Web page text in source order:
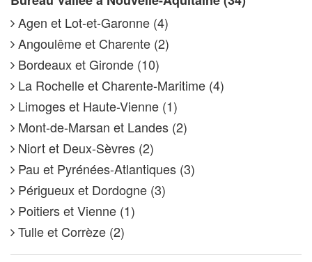
Agen et Lot-et-Garonne (4)
Angoulême et Charente (2)
Bordeaux et Gironde (10)
La Rochelle et Charente-Maritime (4)
Limoges et Haute-Vienne (1)
Mont-de-Marsan et Landes (2)
Niort et Deux-Sèvres (2)
Pau et Pyrénées-Atlantiques (3)
Périgueux et Dordogne (3)
Poitiers et Vienne (1)
Tulle et Corrèze (2)